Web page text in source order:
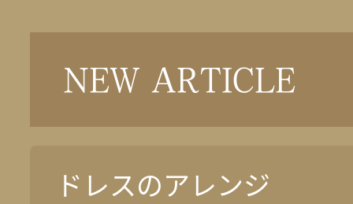
NEW ARTICLE
ドレスのアレンジ